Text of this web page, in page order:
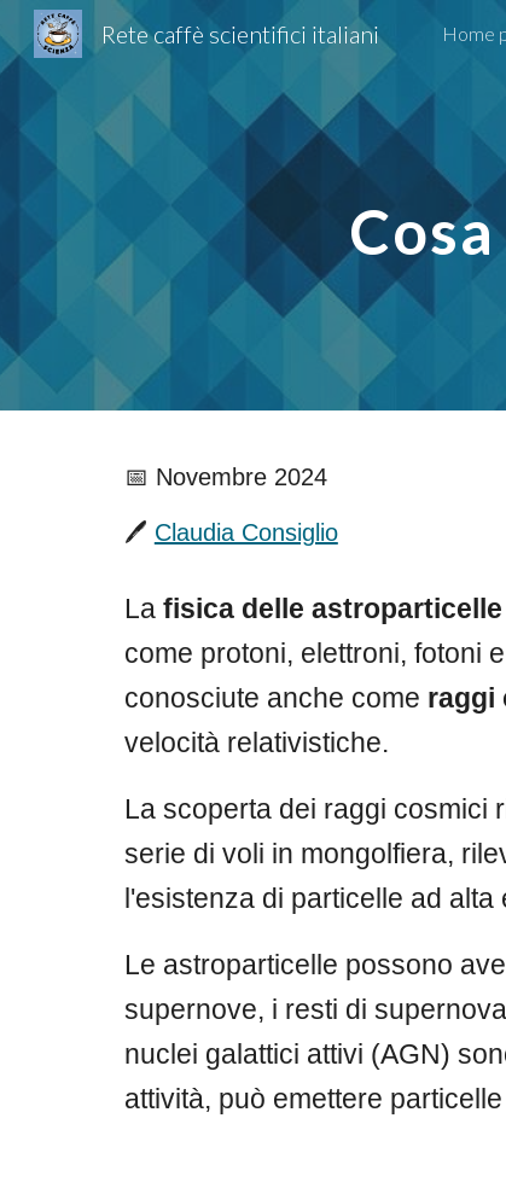
Rete caffè scientifici italiani Home
📅 Novembre 2024
🖊️ Claudia Consiglio
La fisica delle astroparticelle
come protoni, elettroni, fotoni
conosciute anche come raggi
velocità relativistiche.
La scoperta dei raggi cosmici
serie di voli in mongolfiera,
l'esistenza di particelle ad
Le astroparticelle possono
supernove, i resti di
nuclei galattici attivi (AGN)
attività, può emettere